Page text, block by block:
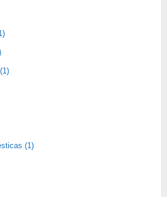
(1)